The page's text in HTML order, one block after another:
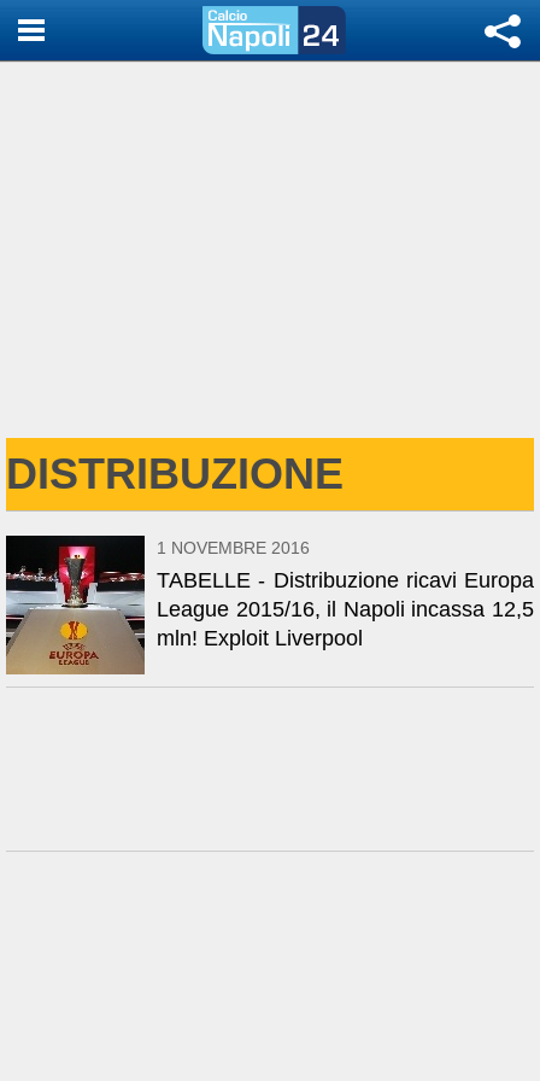
DISTRIBUZIONE
1 NOVEMBRE 2016
TABELLE - Distribuzione ricavi Europa
League 2015/16, il Napoli incassa 12,5
mln! Exploit Liverpool